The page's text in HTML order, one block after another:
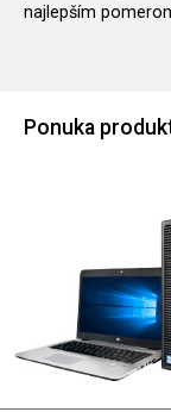
najlepším
Ponuka